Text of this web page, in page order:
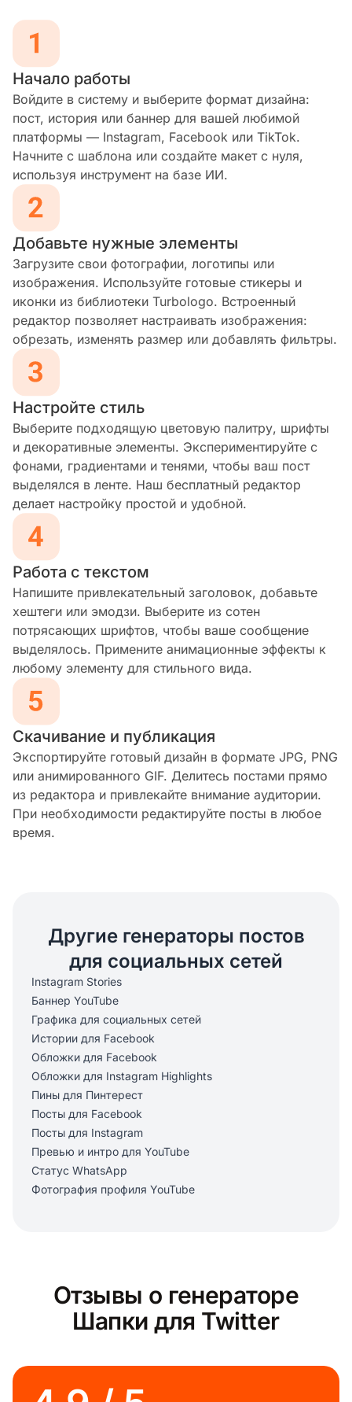
Начало работы
Войдите в систему и выберите формат дизайна:
пост, история или баннер для вашей любимой
платформы — Instagram, Facebook или TikTok.
Начните с шаблона или создайте макет с нуля,
используя инструмент на базе ИИ.
Добавьте нужные элементы
Загрузите свои фотографии, логотипы или
изображения. Используйте готовые стикеры и
иконки из библиотеки Turbologo. Встроенный
редактор позволяет настраивать изображения:
обрезать, изменять размер или добавлять фильтры.
Настройте стиль
Выберите подходящую цветовую палитру, шрифты
и декоративные элементы. Экспериментируйте с
фонами, градиентами и тенями, чтобы ваш пост
выделялся в ленте. Наш бесплатный редактор
делает настройку простой и удобной.
Работа с текстом
Напишите привлекательный заголовок, добавьте
хештеги или эмодзи. Выберите из сотен
потрясающих шрифтов, чтобы ваше сообщение
выделялось. Примените анимационные эффекты к
любому элементу для стильного вида.
Скачивание и публикация
Экспортируйте готовый дизайн в формате JPG, PNG
или анимированного GIF. Делитесь постами прямо
из редактора и привлекайте внимание аудитории.
При необходимости редактируйте посты в любое
время.
Другие генераторы постов
для социальных сетей
Instagram Stories
Баннер YouTube
Графика для социальных сетей
Истории для Facebook
Обложки для Facebook
Обложки для Instagram Highlights
Пины для Пинтерест
Посты для Facebook
Посты для Instagram
Превью и интро для YouTube
Статус WhatsApp
Фотография профиля YouTube
Отзывы о генераторе
Шапки для Twitter